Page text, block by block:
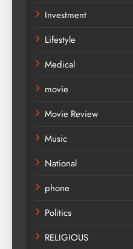
Investment
Lifestyle
Medical
movie
Movie Review
Music
National
phone
Politics
RELIGIOUS